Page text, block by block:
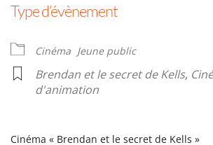
Type d’évènement
Cinéma Jeune public
Brendan et le secret de Kells,
d'animation
Cinéma « Brendan et le secret de Kells »